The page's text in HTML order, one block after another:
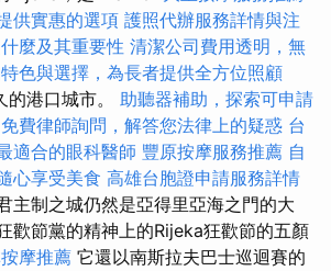
供實惠的選項 護照代辦服務詳情與注
麼及其重要性 清潔公司費用透明，無
色與選擇，為長者提供全方位照顧
港口城市。 助聽器補助，探索可申請
免費律師詢問，解答您法律上的疑惑 台
適合的眼科醫師 豐原按摩服務推薦 自
心享受美食 高雄台胞證申請服務詳情
主制之城仍然是亞得里亞海之門的大
歡節黨的精神上的Rijeka狂歡節的五顏
摩推薦 它還以南斯拉夫巴士巡迴賽的